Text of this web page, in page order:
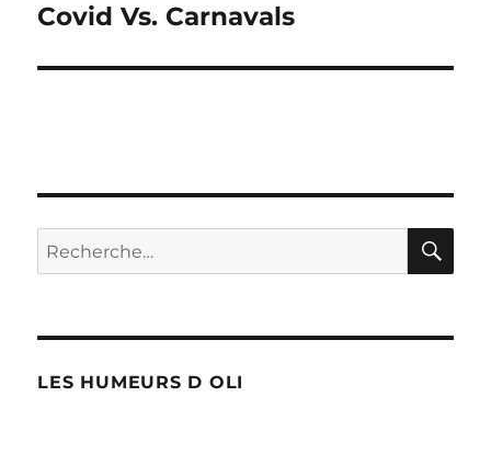
Publication
Covid Vs. Carnavals
Recherche
pour :
LES HUMEURS D OLI